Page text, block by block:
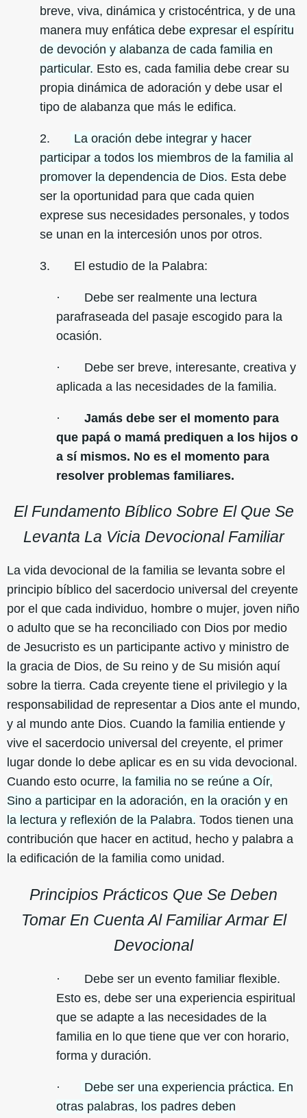
breve, viva, dinámica y cristocéntrica, y de una
manera muy enfática debe expresar el espíritu
de devoción y alabanza de cada familia en
particular. Esto es, cada familia debe crear su
propia dinámica de adoración y debe usar el
tipo de alabanza que más le edifica.
2.
La oración debe integrar y hacer
participar a todos los miembros de la familia al
promover la dependencia de Dios. Esta debe
ser la oportunidad para que cada quien
exprese sus necesidades personales, y todos
se unan en la intercesión unos por otros.
3. El estudio de la Palabra:
· Debe ser realmente una lectura
parafraseada del pasaje escogido para la
ocasión.
· Debe ser breve, interesante, creativa y
aplicada a las necesidades de la familia.
· Jamás debe ser el momento para
que papá o mamá prediquen a los hijos o
a sí mismos. No es el momento para
resolver problemas familiares.
El Fundamento Bíblico Sobre El Que Se
Levanta La Vicia Devocional Familiar
La vida devocional de la familia se levanta sobre el
principio bíblico del sacerdocio universal del creyente
por el que cada individuo, hombre o mujer, joven niño
o adulto que se ha reconciliado con Dios por medio
de Jesucristo es un participante activo y ministro de
la gracia de Dios, de Su reino y de Su misión aquí
sobre la tierra. Cada creyente tiene el privilegio y la
responsabilidad de representar a Dios ante el mundo,
y al mundo ante Dios. Cuando la familia entiende y
vive el sacerdocio universal del creyente, el primer
lugar donde lo debe aplicar es en su vida devocional.
Cuando esto ocurre, la familia no se reúne a Oír,
Sino a participar en la adoración, en la oración y en
la lectura y reflexión de la Palabra. Todos tienen una
contribución que hacer en actitud, hecho y palabra a
la edificación de la familia como unidad.
Principios Prácticos Que Se Deben
Tomar En Cuenta Al Familiar Armar El
Devocional
· Debe ser un evento familiar flexible.
Esto es, debe ser una experiencia espiritual
que se adapte a las necesidades de la
familia en lo que tiene que ver con horario,
forma y duración.
·
Debe ser una experiencia práctica. En
otras palabras, los padres deben